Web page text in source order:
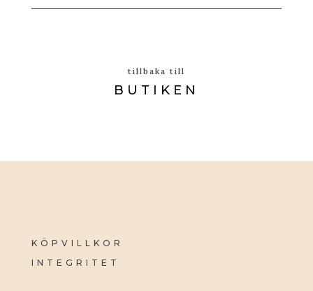
tillbaka till
BUTIKEN
KÖPVILLKOR
INTEGRITET